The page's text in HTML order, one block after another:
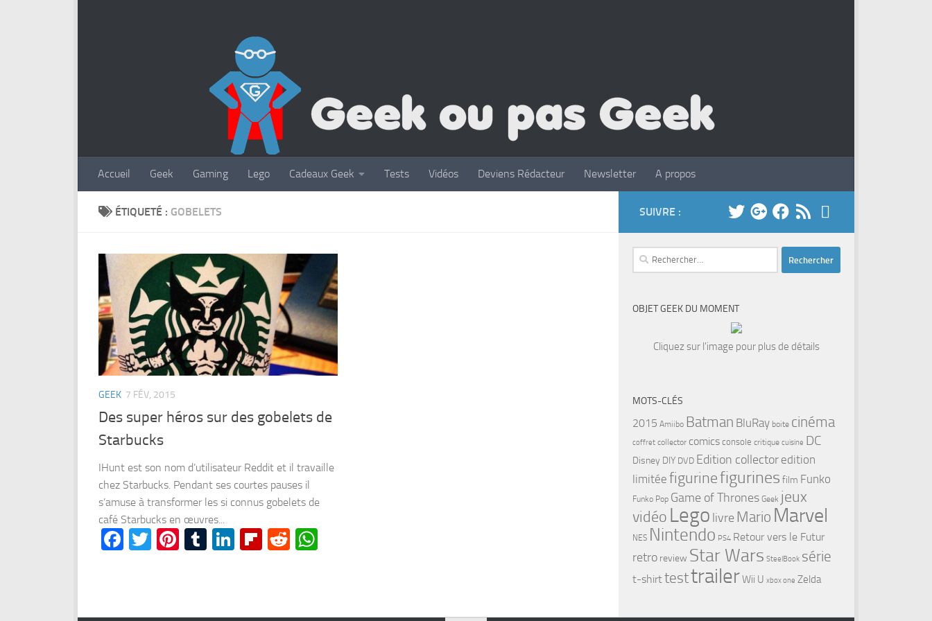
Accueil Geek Gaming Lego Cadeaux Geek Tests Vidéos Deviens Rédacteur Newsletter A propos
ÉTIQUETÉ : GOBELETS
GEEK 7 FÉV, 2015
Des super héros sur des gobelets de
Starbucks
IHunt est son nom d’utilisateur Reddit et il travaille
chez Starbucks. Pendant ses courtes pauses il
s’amuse à transformer les si connus gobelets de
café Starbucks en œuvres...
Facebook
Twitter
Pinterest
Tumblr
LinkedIn
Flipboard
Reddit
SUIVRE :
Rechercher :
OBJET GEEK DU MOMENT
Cliquez sur l'image pour plus de détails
MOTS-CLÉS
2015 Amiibo Batman BluRay boite cinéma
coffret collector comics console critique cuisine DC
Disney DIY DVD Edition collector edition
limitée figurinefigurines film Funko
Funko Pop Game of Thrones Geek jeux
vidéo Lego livre Mario Marvel
NES Nintendo PS4 Retour vers le Futur
retro review Star Wars SteelBook série
t-shirttesttrailerWii U xbox one Zelda